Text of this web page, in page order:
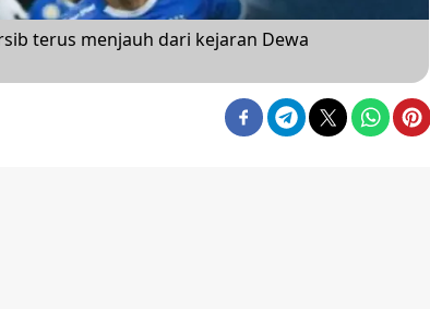
terus menjauh dari kejaran Dewa